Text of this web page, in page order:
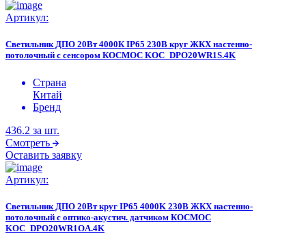
Артикул:
Светильник ДПО 20Вт 4000К IP65 230В круг ЖКХ настенно-
потолочный с сенсором КОСМОС KOC_DPO20WR1S.4K
Страна
Китай
Бренд
436.2 за шт.
Смотреть
Оставить заявку
Артикул:
Светильник ДПО 20Вт круг IP65 4000K 230В ЖКХ настенно-
потолочный с оптико-акустич. датчиком КОСМОС
KOC_DPO20WR1OA.4K